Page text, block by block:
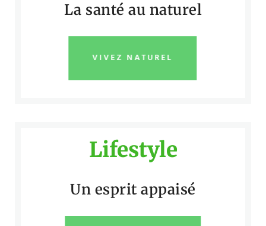
La santé au naturel
VIVEZ NATUREL
Lifestyle
Un esprit appaisé